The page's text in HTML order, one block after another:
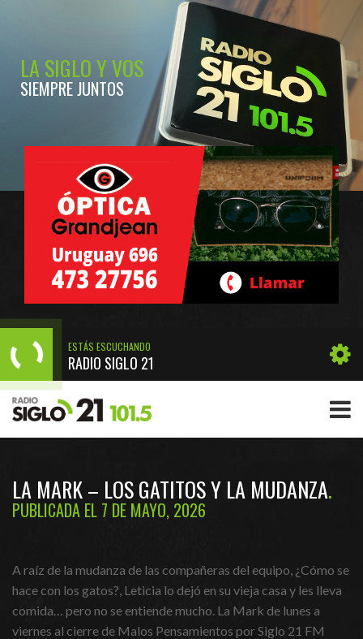
LA SIGLO Y VOS
SIEMPRE JUNTOS
ESTÁS ESCUCHANDO
RADIO SIGLO 21
LA MARK – LOS GATITOS Y LA MUDANZA
PUBLICADA EL 7 DE MAYO, 2026
A raíz de la mudanza de las compañeras del equipo, ¿Cómo se
hace con los gatos?, Leticia lo dejó en su vieja casa y les lleva
comida… pero no se entiende mucho. La Mark de lunes a
viernes al cierre de Malos Pensamientos por Siglo 21 FM